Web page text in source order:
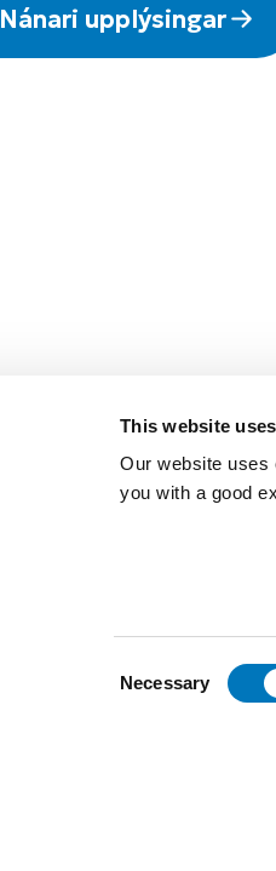
This website
Our website uses
you with a good
Necessary
Nánari upplýsingar